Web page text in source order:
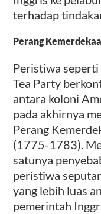
terhadap
Perang
Peristiwa seperti
Tea Party
antara koloni
pada akhirnya
Perang
(1775-1783).
satunya
peristiwa
yang lebih luas
pemerintah